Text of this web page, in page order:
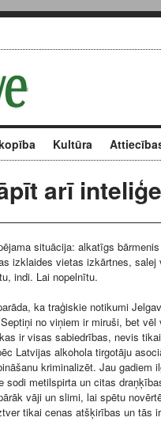
Kultūra
arī
situācija: alkatīgs
izklaides vietas izkārtnes,
indi. Lai nopelnītu.
ka traģiskie notikumi
no viņiem ir miruši, bet
ir visas sabiedrības, nevis
Latvijas alkohola tirgotāju
kriminalizēt. Jau gadiem
sodi metilspirta un citas
vāji un slimi, lai spētu
tikai cenas atšķirības un tās